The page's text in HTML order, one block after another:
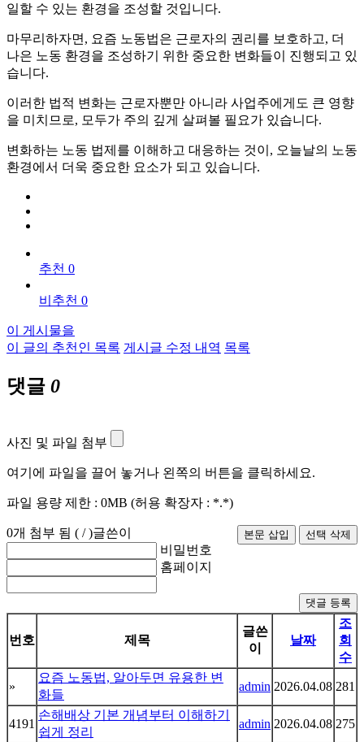
일할 수 있는 환경을 조성할 것입니다.
마무리하자면, 요즘 노동법은 근로자의 권리를 보호하고, 더
나은 노동 환경을 조성하기 위한 중요한 변화들이 진행되고 있
습니다.
이러한 법적 변화는 근로자뿐만 아니라 사업주에게도 큰 영향
을 미치므로, 모두가 주의 깊게 살펴볼 필요가 있습니다.
변화하는 노동 법제를 이해하고 대응하는 것이, 오늘날의 노동
환경에서 더욱 중요한 요소가 되고 있습니다.
추천 0
비추천 0
이 게시물을
이 글의 추천인 목록 게시글 수정 내역 목록
댓글 0
사진 및 파일 첨부
여기에 파일을 끌어 놓거나 왼쪽의 버튼을 클릭하세요.
파일 용량 제한 : 0MB (허용 확장자 : *.*)
0개 첨부 됨 ( /)글쓴이
비밀번호
홈페이지
댓글 등록
번호 제목
글쓴
이
날짜
조
회
수
»
요즘 노동법, 알아두면 유용한 변
화들
admin 2026.04.08 281
4191
손해배상 기본 개념부터 이해하기
쉽게 정리
admin 2026.04.08 275